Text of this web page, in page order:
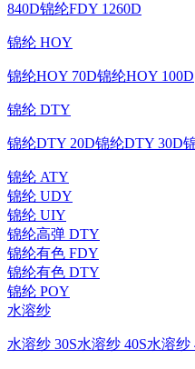
840D锦纶FDY 1260D
锦纶 HOY
锦纶HOY 70D锦纶HOY 100D
锦纶 DTY
锦纶DTY 20D锦纶DTY 30D
锦纶 ATY
锦纶 UDY
锦纶 UIY
锦纶高弹 DTY
锦纶有色 FDY
锦纶有色 DTY
锦纶 POY
水溶纱
水溶纱 30S水溶纱 40S水溶纱